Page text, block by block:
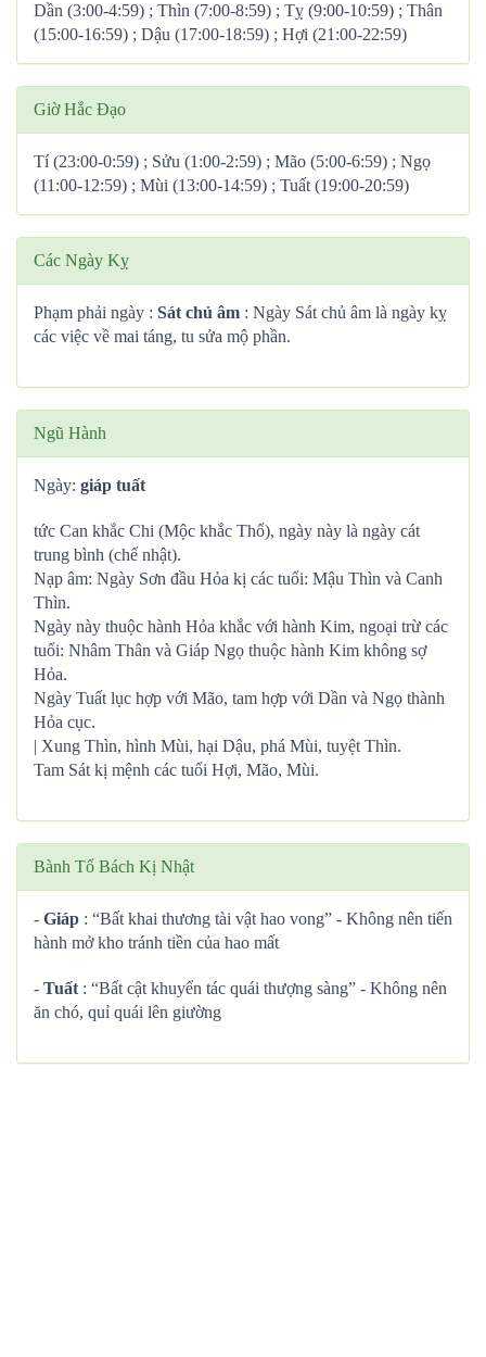
Dần (3:00-4:59) ; Thìn (7:00-8:59) ; Tỵ (9:00-10:59) ; Thân
(15:00-16:59) ; Dậu (17:00-18:59) ; Hợi (21:00-22:59)
Giờ Hắc Đạo
Tí (23:00-0:59) ; Sửu (1:00-2:59) ; Mão (5:00-6:59) ; Ngọ
(11:00-12:59) ; Mùi (13:00-14:59) ; Tuất (19:00-20:59)
Các Ngày Kỵ
Phạm phải ngày : Sát chủ âm : Ngày Sát chủ âm là ngày kỵ
các việc về mai táng, tu sửa mộ phần.
Ngũ Hành
Ngày: giáp tuất
tức Can khắc Chi (Mộc khắc Thổ), ngày này là ngày cát
trung bình (chế nhật).
Nạp âm: Ngày Sơn đầu Hỏa kị các tuổi: Mậu Thìn và Canh
Thìn.
Ngày này thuộc hành Hỏa khắc với hành Kim, ngoại trừ các
tuổi: Nhâm Thân và Giáp Ngọ thuộc hành Kim không sợ
Hỏa.
Ngày Tuất lục hợp với Mão, tam hợp với Dần và Ngọ thành
Hỏa cục.
| Xung Thìn, hình Mùi, hại Dậu, phá Mùi, tuyệt Thìn.
Tam Sát kị mệnh các tuổi Hợi, Mão, Mùi.
Bành Tổ Bách Kị Nhật
- Giáp : “Bất khai thương tài vật hao vong” - Không nên tiến
hành mở kho tránh tiền của hao mất
- Tuất : “Bất cật khuyển tác quái thượng sàng” - Không nên
ăn chó, quỉ quái lên giường